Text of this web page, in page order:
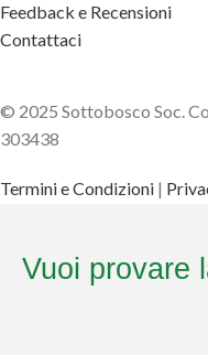
Feedback e Recensioni
Contattaci
© 2025 Sottobosco Soc.
303438
Termini e Condizioni |
Vuoi provare